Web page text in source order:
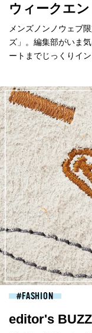
ウィークエ
メンズノンノウェブ
ズ」。編集部がいま
ートまでじっくりイン
FASHION
editor's